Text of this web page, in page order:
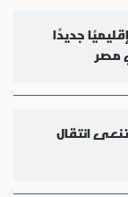
جديدًا
مصر
انتقال